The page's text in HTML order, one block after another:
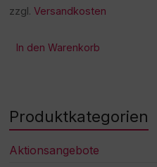
zzgl.Versandkosten
In den Warenkorb
Produktkategorien
Aktionsangebote